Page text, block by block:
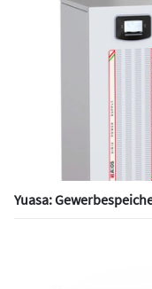
Yuasa: